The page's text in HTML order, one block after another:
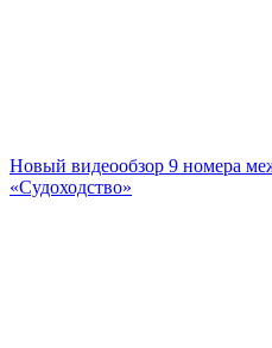
Новый видеообзор 9 номера
«Судоходство»